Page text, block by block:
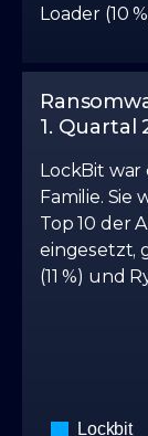
Loader (10
1. Quartal
LockBit
Familie. Sie
Top 10 der
eingesetzt,
(11 %) und